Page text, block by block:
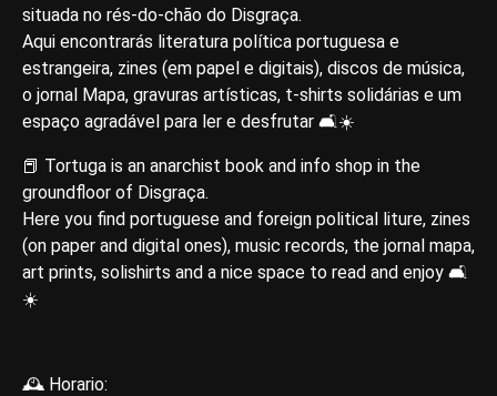
situada no rés-do-chão do Disgraça.
Aqui encontrarás literatura política portuguesa e
estrangeira, zines (em papel e digitais), discos de música,
o jornal Mapa, gravuras artísticas, t-shirts solidárias e um
espaço agradável para ler e desfrutar 🛋☀️
📕 Tortuga is an anarchist book and info shop in the
groundfloor of Disgraça.
Here you find portuguese and foreign political liture, zines
(on paper and digital ones), music records, the jornal mapa,
art prints, solishirts and a nice space to read and enjoy 🛋
☀️
🕰️ Horario: